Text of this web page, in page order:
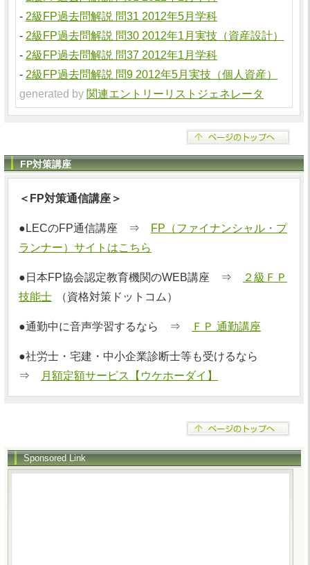
- 2級FP過去問解説 問31 2012年5月学科
- 2級FP過去問解説 問30 2012年1月実技（資産設計）
- 2級FP過去問解説 問37 2012年1月学科
- 2級FP過去問解説 問9 2012年5月実技（個人資産）
generated by 関連エントリーリストジェネレータ
FP対策講座
＜FP対策通信講座＞
●LECのFP通信講座 ⇒
FP（ファイナンシャル・プ
ランナー）サイトはこちら
●日本FP協会認定教育機関のWEB講座 ⇒
２級ＦＰ
技能士
（資格対策ドットコム）
●通勤中に音声学習するなら ⇒ ＦＰ 通勤講座
●社労士・宅建・中小企業診断士等も受けるなら
⇒
月額定額サービス【ウケホーダイ】
Sponsored Link